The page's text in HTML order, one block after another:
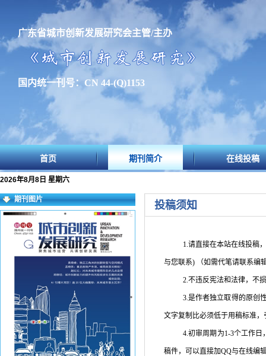
广东省城市创新发展研究会主管/主办
国内统一刊号：CN 44-(Q)1153
首页 期刊简介 在线投稿
2026年8月8日 星期六
期刊图片 投稿须知
1.请直接在本站在线投稿
与您联系) （如需代笔请联系编
2.不违反宪法和法律，不
3.是作者独立取得的原创
文字复制比必须低于用稿标准
4.初审周期为1-3个工作日
稿件，可以直接加QQ与在线编